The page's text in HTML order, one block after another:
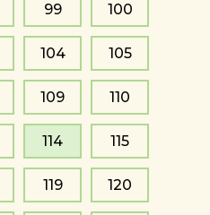
99 100
104 105
109 110
114 115
119 120